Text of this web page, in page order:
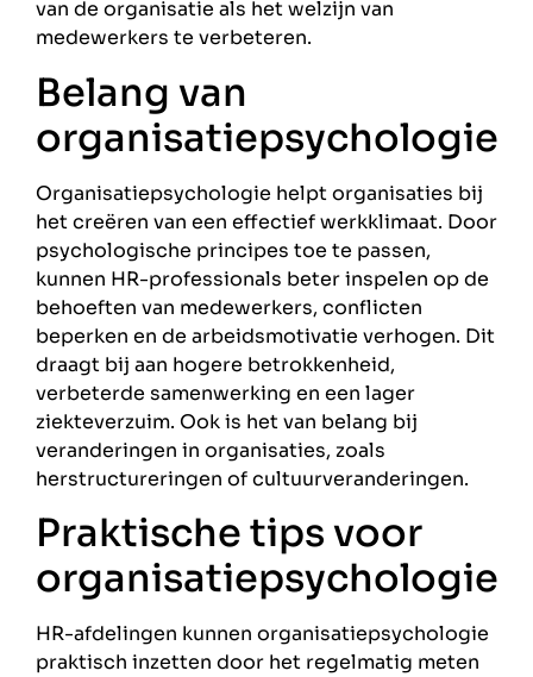
van de organisatie als het welzijn van
medewerkers te verbeteren.
Belang van
organisatiepsychologie
Organisatiepsychologie helpt organisaties bij
het creëren van een effectief werkklimaat. Door
psychologische principes toe te passen,
kunnen HR-professionals beter inspelen op de
behoeften van medewerkers, conflicten
beperken en de arbeidsmotivatie verhogen. Dit
draagt bij aan hogere betrokkenheid,
verbeterde samenwerking en een lager
ziekteverzuim. Ook is het van belang bij
veranderingen in organisaties, zoals
herstructureringen of cultuurveranderingen.
Praktische tips voor
organisatiepsychologie
HR-afdelingen kunnen organisatiepsychologie
praktisch inzetten door het regelmatig meten